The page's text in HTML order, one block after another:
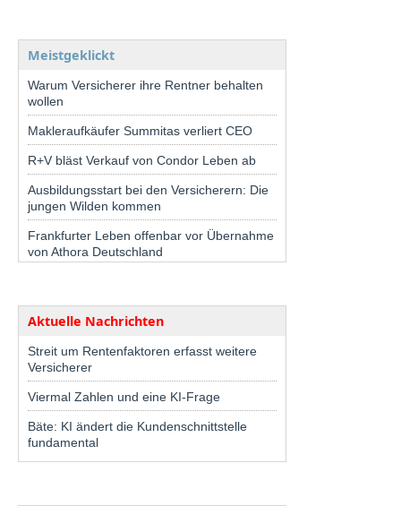
Meistgeklickt
Warum Versicherer ihre Rentner behalten
wollen
Makleraufkäufer Summitas verliert CEO
R+V bläst Verkauf von Condor Leben ab
Ausbildungsstart bei den Versicherern: Die
jungen Wilden kommen
Frankfurter Leben offenbar vor Übernahme
von Athora Deutschland
Aktuelle Nachrichten
Streit um Rentenfaktoren erfasst weitere
Versicherer
Viermal Zahlen und eine KI-Frage
Bäte: KI ändert die Kundenschnittstelle
fundamental